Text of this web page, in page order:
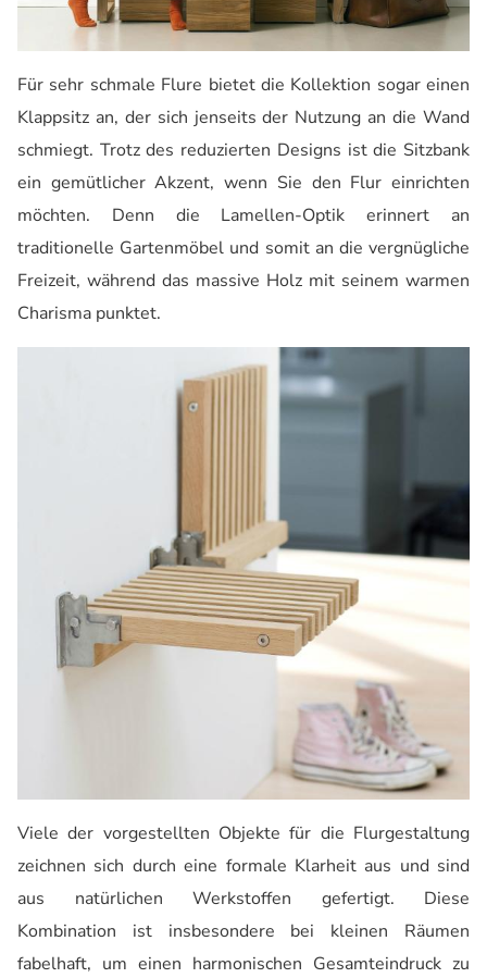
Für sehr schmale Flure bietet die Kollektion sogar einen
Klappsitz an, der sich jenseits der Nutzung an die Wand
schmiegt. Trotz des reduzierten Designs ist die Sitzbank
ein gemütlicher Akzent, wenn Sie den Flur einrichten
möchten. Denn die Lamellen-Optik erinnert an
traditionelle Gartenmöbel und somit an die vergnügliche
Freizeit, während das massive Holz mit seinem warmen
Charisma punktet.
Viele der vorgestellten Objekte für die Flurgestaltung
zeichnen sich durch eine formale Klarheit aus und sind
aus natürlichen Werkstoffen gefertigt. Diese
Kombination ist insbesondere bei kleinen Räumen
fabelhaft, um einen harmonischen Gesamteindruck zu